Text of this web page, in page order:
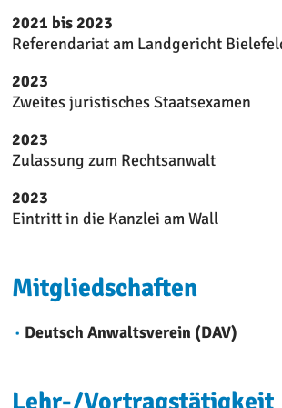
2021 bis 2023
Referendariat am Landgericht
2023
Zweites juristisches Staatsexamen
2023
Zulassung zum Rechtsanwalt
2023
Eintritt in die Kanzlei am Wall
Mitgliedschaften
Deutsch Anwaltsverein (DAV)